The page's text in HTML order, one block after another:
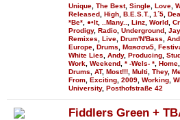
Unique The Best, Single Love
Released High B.E.S.T. 1´5
*Be*
●•It, ..Many.. Linz World
Prodigy, Radio Underground
Remixes
Live Drum'N'Bass
Europe Drums Мαяσσи5
White Lies
Andy, Producing
Work Weekend * -Wels- * Home
Drums
AT, Most!!! Multi They,
From Exciting 2009 Working
University, Posthofstraße 42
Fiddlers Green +